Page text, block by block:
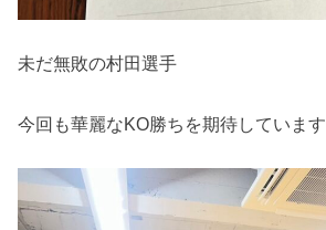
未だ無敗の村田選手
今回も華麗なKO勝ちを期待しています